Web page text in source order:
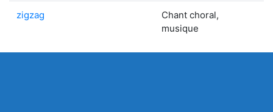
zigzag
Chant choral,
musique